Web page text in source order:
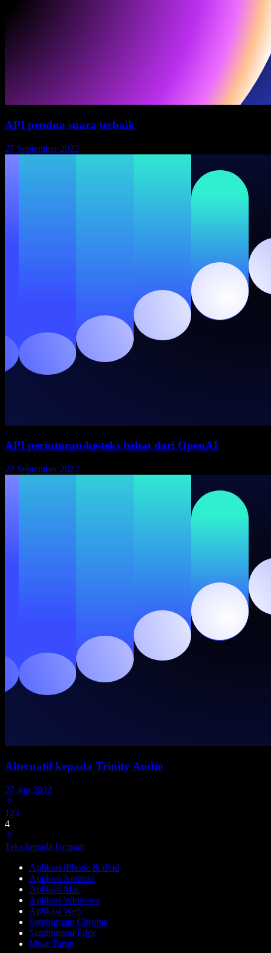
API pendua suara terbaik
27 September 2022
API pertuturan-ke-teks hebat dari OpenAI
27 September 2022
Alternatif kepada Trinity Audio
27 Jun 2022
1 23
4
Teks kepada Ucapan
Aplikasi iPhone & iPad
Aplikasi Android
Aplikasi Mac
Aplikasi Windows
Aplikasi Web
Sambungan Chrome
Sambungan Edge
Muat Turun